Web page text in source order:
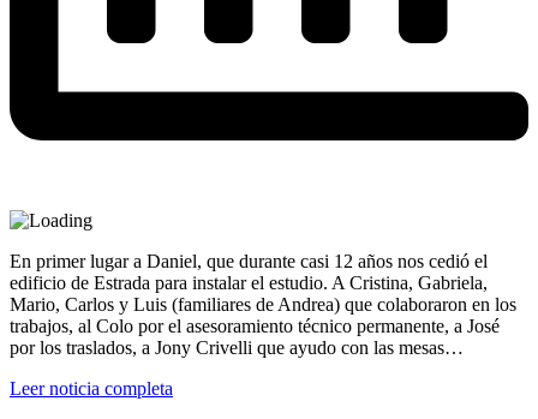
En primer lugar a Daniel, que durante casi 12 años nos cedió el
edificio de Estrada para instalar el estudio. A Cristina, Gabriela,
Mario, Carlos y Luis (familiares de Andrea) que colaboraron en los
trabajos, al Colo por el asesoramiento técnico permanente, a José
por los traslados, a Jony Crivelli que ayudo con las mesas…
Leer noticia completa